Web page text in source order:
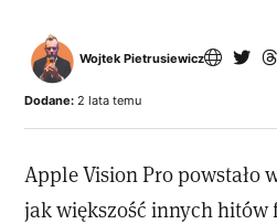
Wojtek Pietrusiewicz
Dodane: 2 lata temu
Apple Vision Pro powstało
jak większość innych hitów